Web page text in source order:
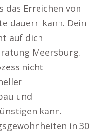
das Erreichen von
dauern kann. Dein
auf dich
Meersburg.
nicht
und
kann.
in 30